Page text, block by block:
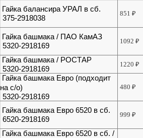
Гайка балансира УРАЛ в сб.
375-2918038
851₽
Гайка башмака / ПАО КамАЗ
5320-2918169
1092₽
Гайка башмака / РОСТАР
5320-2918169
1220₽
Гайка башмака Евро (подходит
на с/о)
5320-2918169
480₽
Гайка башмака Евро 6520 в сб.
6520-2918169
999₽
Гайка башмака Евро 6520 в сб. /